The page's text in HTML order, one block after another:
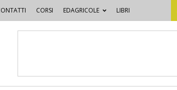
CORSI EDAGRICOLE LIBRI